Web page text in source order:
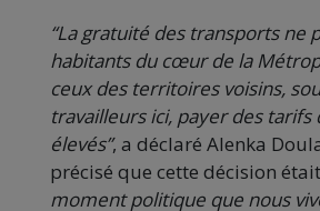
“La gratuité des transports ne
habitants du cœur de la
ceux des territoires voisins,
travailleurs ici, payer des tarifs
élevés”, a déclaré Alenka
précisé que cette décision était
moment politique que nous